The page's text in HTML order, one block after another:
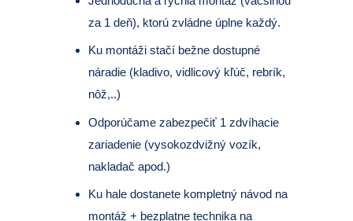
za 1 deň), ktorú zvládne úplne každý.
Ku montáži stačí bežne dostupné
náradie (kladivo, vidlicový kľúč, rebrík,
nôž,..)
Odporúčame zabezpečiť 1 zdvíhacie
zariadenie (vysokozdvižný vozík,
nakladač apod.)
Ku hale dostanete kompletný návod na
montáž + bezplatne technika na